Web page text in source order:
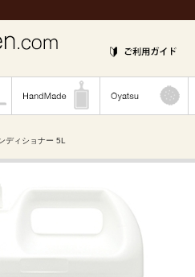
ディショナー 5L